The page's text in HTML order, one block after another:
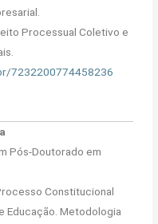
Processual Coletivo e
7232200774458236
Pós-Doutorado em
Constitucional
Educação. Metodologia